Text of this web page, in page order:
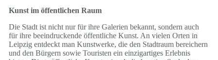
Kunst im öffentlichen Raum
Die Stadt ist nicht nur für ihre Galerien bekannt, sondern auch
für ihre beeindruckende öffentliche Kunst. An vielen Orten in
Leipzig entdeckt man Kunstwerke, die den Stadtraum bereichern
und den Bürgern sowie Touristen ein einzigartiges Erlebnis